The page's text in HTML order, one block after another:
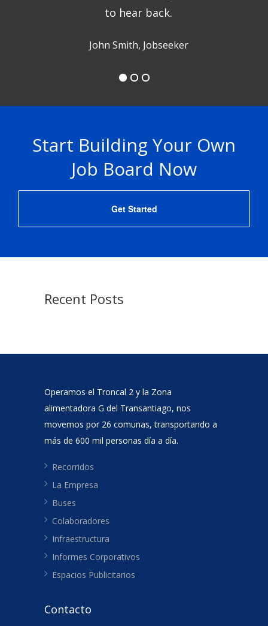
to hear back.
John Smith, Jobseeker
Start Building Your Own
Job Board Now
Get Started
Recent Posts
Operamos el Troncal 2 y la Zona
alimentadora G del Transantiago, nos
movemos por 26 comunas, transportando a
más de 600 mil personas día a día.
Recorridos
La Empresa
Buses
Colaboradores
Infraestructura
Informes Corporativos
Espacios Publicitarios
Contacto